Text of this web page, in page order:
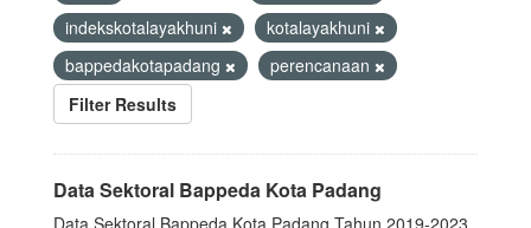
indekskotalayakhuni
kotalayakhuni
bappedakotapadang
perencanaan
Filter Results
Data Sektoral Bappeda Kota Padang
Data Sektoral Bappeda Kota Padang Tahun 2019-2023